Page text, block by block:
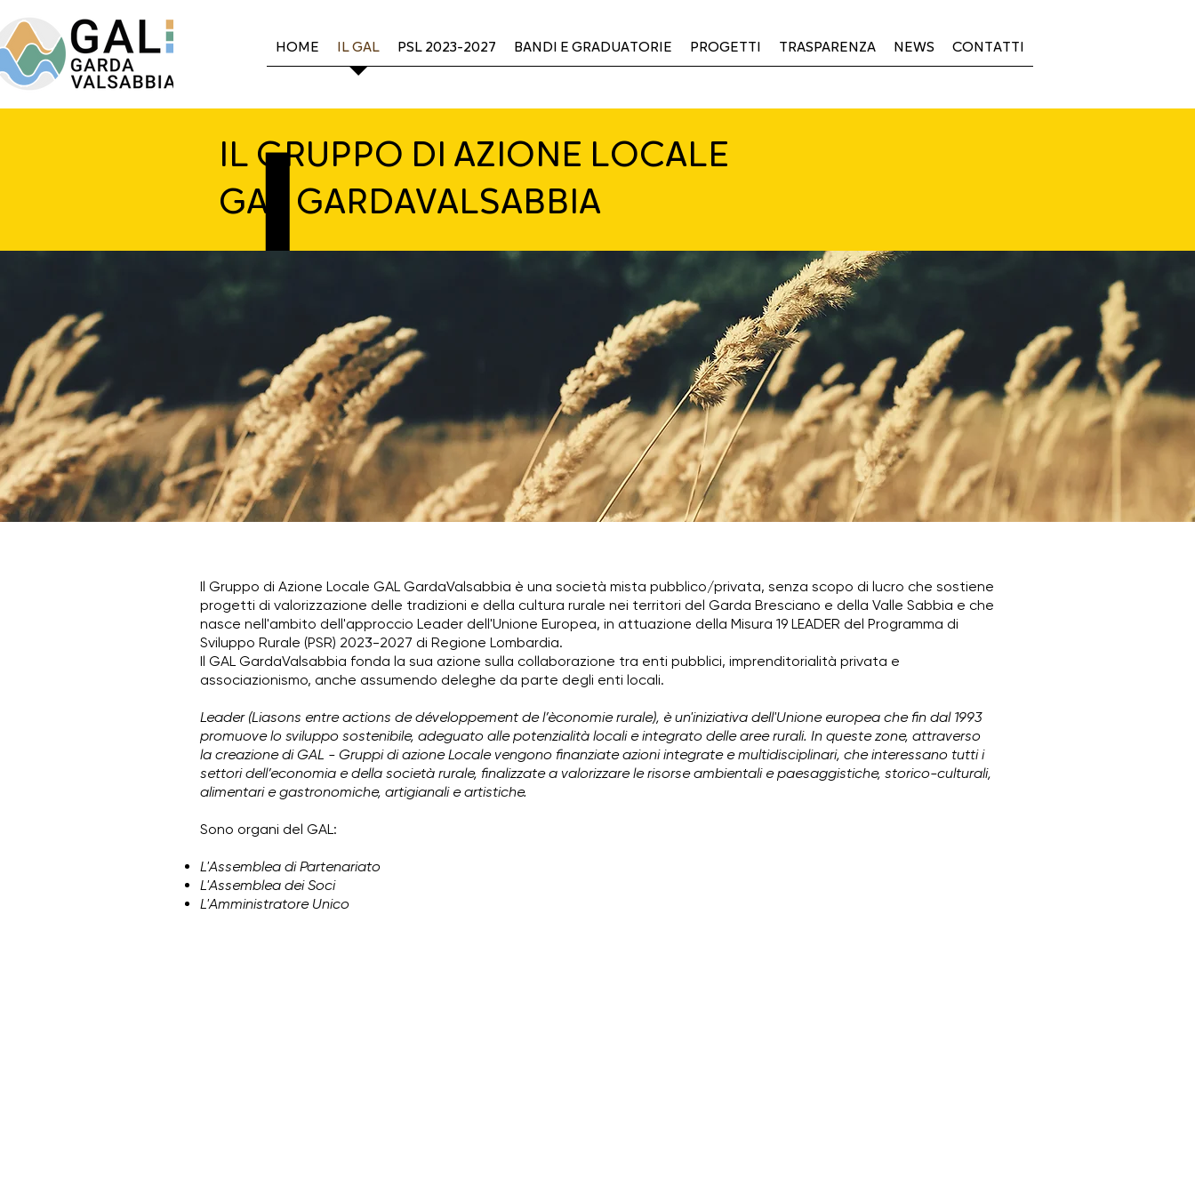
HOME IL GAL PSL 2023-2027 BANDI E GRADUATORIE PROGETTI TRASPARENZA NEWS CONTATTI
IL GRUPPO DI AZIONE LOCALE
GAL GARDAVALSABBIA
Il Gruppo di Azione Locale GAL GardaValsabbia è una società mista pubblico/privata, senza scopo di lucro che sostiene
progetti di valorizzazione delle tradizioni e della cultura rurale nei territori del Garda Bresciano e della Valle Sabbia e che
nasce nell'ambito dell'approccio Leader dell'Unione Europea, in attuazione della Misura 19 LEADER del Programma di
Sviluppo Rurale (PSR) 2023-2027 di Regione Lombardia.
Il GAL GardaValsabbia fonda la sua azione sulla collaborazione tra enti pubblici, imprenditorialità privata e
associazionismo, anche assumendo deleghe da parte degli enti locali.
Leader (Liasons entre actions de développement de l’èconomie rurale), è un'iniziativa dell'Unione europea che fin dal 1993
promuove lo sviluppo sostenibile, adeguato alle potenzialità locali e integrato delle aree rurali. In queste zone, attraverso
la creazione di GAL - Gruppi di azione Locale vengono finanziate azioni integrate e multidisciplinari, che interessano tutti i
settori dell’economia e della società rurale, finalizzate a valorizzare le risorse ambientali e paesaggistiche, storico-culturali,
alimentari e gastronomiche, artigianali e artistiche.
Sono organi del GAL:
L'Assemblea di Partenariato
L'Assemblea dei Soci
L'Amministratore Unico